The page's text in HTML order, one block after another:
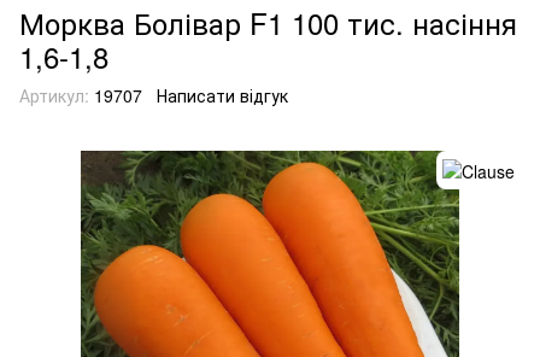
Морква Болівар F1 100 тис. насіння
1,6-1,8
Артикул: 19707 Написати відгук